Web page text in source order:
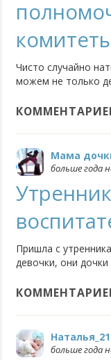
Чисто случайно
можем не только
саду, смотреть, а
Мама
больше года
Пришла с
девочки, они
осень - три
Наталья_21
больше года